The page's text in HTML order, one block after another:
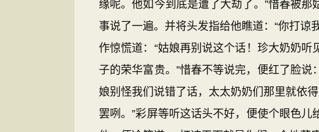
缘呢。他如今到底是遭了大劫了。”惜春被
事说了一遍。并将头发指给他瞧道：“你打谅
作惊慌道：“姑娘再别说这个话！珍大奶奶
子的荣华富贵。”惜春不等说完，便红了脸说
娘别怪我们说错了话，太太奶奶们那里就依
罢咧。”彩屏等听这话头不好，便使个眼色